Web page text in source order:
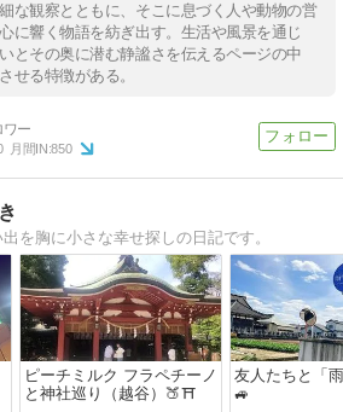
な観察とともに、そこに息づく人や動物の営
に響く物語を紡ぎ出す。生活や風景を通じ
とその奥に潜む静謐さを伝えるページの中
せる特徴がある。
月間IN:850
を胸に小さな幸せ探しの日記です。
ピーチミルク フラペチーノ
と神社巡り（越谷）🍑⛩️
友人たちと「
🚙